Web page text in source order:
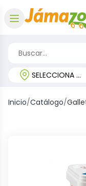
SELECCIONA TU
Inicio/Catálogo/